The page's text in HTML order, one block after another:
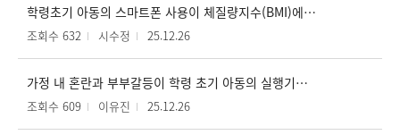
학령초기 아동의 스마트폰 사용이 체질량지수(BMI)에 미치는 영향 : 수면과 신체활동의 매개효과
조회수 632 시수정 25.12.26
가정 내 혼란과 부부갈등이 학령 초기 아동의 실행기능에 미치는 영향 : 아동 불안의 매개효과
조회수 609 이유진 25.12.26